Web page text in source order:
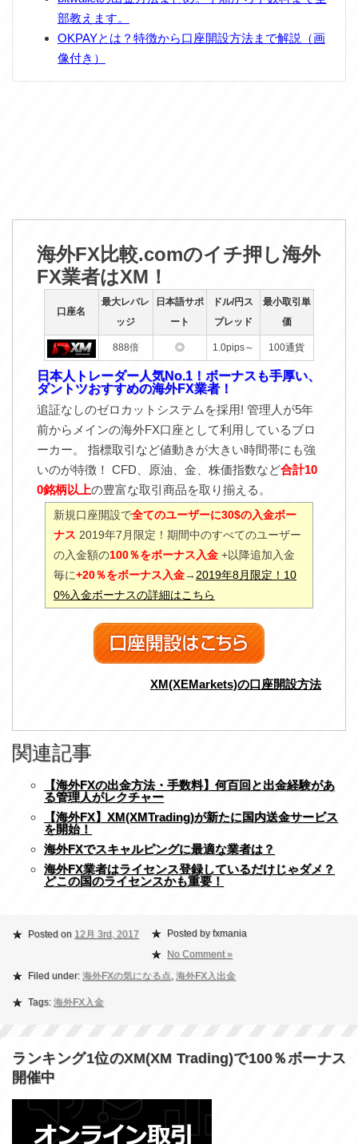
部教えます。
OKPAYとは？特徴から口座開設方法まで解説（画
像付き）
海外FX比較.comのイチ押し海外
FX業者はXM！
口座名
最大レバレ
ッジ
日本語サポ
ート
ドル/円ス
プレッド
最小取引単
価
888倍 ◎ 1.0pips～ 100通貨
日本人トレーダー人気No.1！ボーナスも手厚い、
ダントツおすすめの海外FX業者！
追証なしのゼロカットシステムを採用! 管理人が5年
前からメインの海外FX口座として利用しているブロ
ーカー。 指標取引など値動きが大きい時間帯にも強
いのが特徴！ CFD、原油、金、株価指数など合計10
0銘柄以上の豊富な取引商品を取り揃える。
新規口座開設で全てのユーザーに30$の入金ボー
ナス 2019年7月限定！期間中のすべてのユーザー
の入金額の100％をボーナス入金 +以降追加入金
毎に+20％をボーナス入金→ 2019年8月限定！10
0%入金ボーナスの詳細はこちら
XM(XEMarkets)の口座開設方法
関連記事
【海外FXの出金方法・手数料】何百回と出金経験があ
る管理人がレクチャー
【海外FX】XM(XMTrading)が新たに国内送金サービス
を開始！
海外FXでスキャルピングに最適な業者は？
海外FX業者はライセンス登録しているだけじゃダメ？
どこの国のライセンスかも重要！
Posted on 12月 3rd, 2017
Posted by fxmania
No Comment »
Filed under: 海外FXの気になる点 海外FX入出金
Tags: 海外FX入金
ランキング1位のXM(XM Trading)で100％ボーナス
開催中